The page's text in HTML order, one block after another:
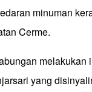
minuman
Cerme.
melakukan
yang